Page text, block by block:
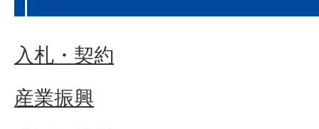
入札・契約
産業振興